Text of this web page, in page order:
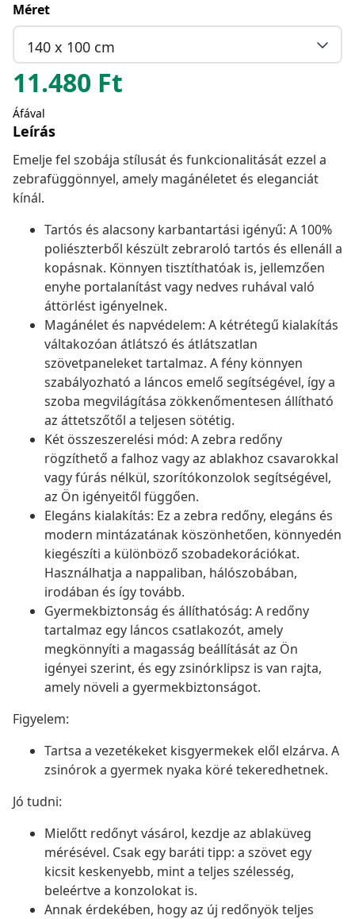
Méret
140 x 100 cm
11.480 Ft
Áfával
Leírás
Emelje fel szobája stílusát és funkcionalitását ezzel a
zebrafüggönnyel, amely magánéletet és eleganciát
kínál.
Tartós és alacsony karbantartási igényű: A 100%
poliészterből készült zebraroló tartós és ellenáll a
kopásnak. Könnyen tisztíthatóak is, jellemzően
enyhe portalanítást vagy nedves ruhával való
áttörlést igényelnek.
Magánélet és napvédelem: A kétrétegű kialakítás
váltakozóan átlátszó és átlátszatlan
szövetpaneleket tartalmaz. A fény könnyen
szabályozható a láncos emelő segítségével, így a
szoba megvilágítása zökkenőmentesen állítható
az áttetszőtől a teljesen sötétig.
Két összeszerelési mód: A zebra redőny
rögzíthető a falhoz vagy az ablakhoz csavarokkal
vagy fúrás nélkül, szorítókonzolok segítségével,
az Ön igényeitől függően.
Elegáns kialakítás: Ez a zebra redőny, elegáns és
modern mintázatának köszönhetően, könnyedén
kiegészíti a különböző szobadekorációkat.
Használhatja a nappaliban, hálószobában,
irodában és így tovább.
Gyermekbiztonság és állíthatóság: A redőny
tartalmaz egy láncos csatlakozót, amely
megkönnyíti a magasság beállítását az Ön
igényei szerint, és egy zsinórklipsz is van rajta,
amely növeli a gyermekbiztonságot.
Figyelem:
Tartsa a vezetékeket kisgyermekek elől elzárva. A
zsinórok a gyermek nyaka köré tekeredhetnek.
Jó tudni:
Mielőtt redőnyt vásárol, kezdje az ablaküveg
mérésével. Csak egy baráti tipp: a szövet egy
kicsit keskenyebb, mint a teljes szélesség,
beleértve a konzolokat is.
Annak érdekében, hogy az új redőnyök teljes